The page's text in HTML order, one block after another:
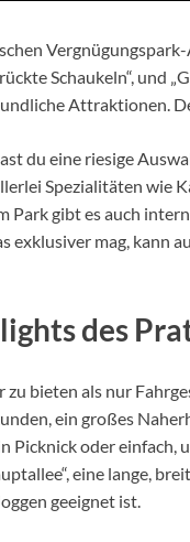
Schaukeln“, und
Attraktionen.
du eine riesige
Spezialitäten wie
Park gibt es auch
exklusiver mag, kann
des
bieten als nur
ein großes
Picknick oder einfach,
eine lange,
geeignet ist.